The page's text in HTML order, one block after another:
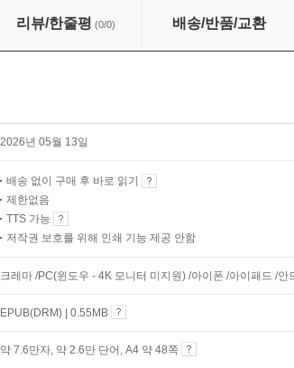
리뷰/한줄평 (0/0) 배송/반품/교환
2026년 05월 13일
배송 없이 구매 후 바로 읽기
제한없음
TTS 가능
저작권 보호를 위해 인쇄 기능 제공 안함
크레마 /PC(윈도우 - 4K 모니터 미지원) /아이폰 /아이패드 /
EPUB(DRM) | 0.55MB
약 7.6만자, 약 2.6만 단어, A4 약 48쪽